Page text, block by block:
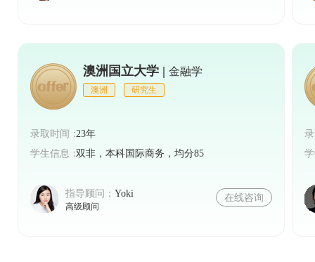
澳洲国立大学 | 金融学
澳洲 研究生
录取时间：23年
学生信息：双非，本科国际商务，均分85
指导顾问： Yoki
高级顾问
在线咨询